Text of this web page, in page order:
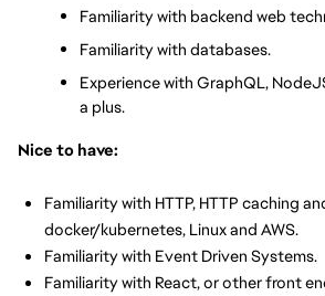
Familiarity with backend web
Familiarity with databases.
Experience with GraphQL,
a plus.
Nice to have:
Familiarity with HTTP, HTTP caching
docker/kubernetes, Linux and AWS.
Familiarity with Event Driven Systems.
Familiarity with React, or other front